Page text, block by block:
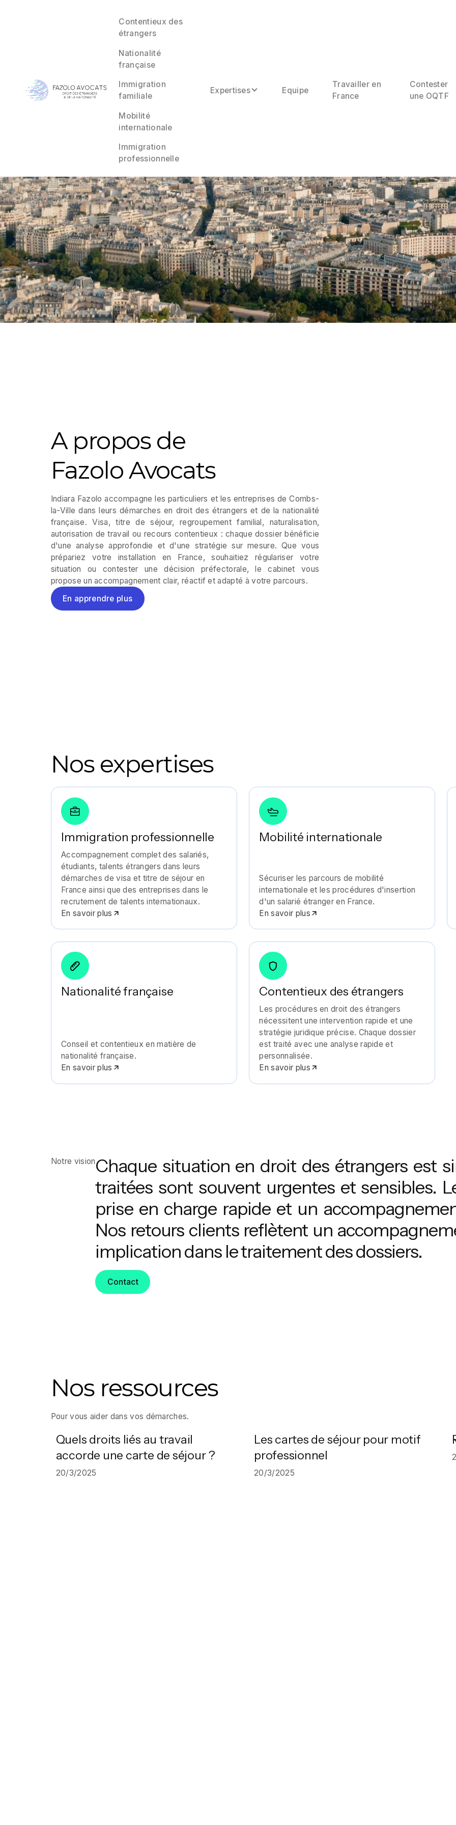
Contentieux des
étrangers
Nationalité
française
Immigration
familiale
Mobilité
internationale
Immigration
professionnelle
Expertises Equipe
Travailler en
France
Contester
une OQTF
Prendre rendez-vous
Prendre rendez-vous
A propos de
Fazolo Avocats
Indiara Fazolo accompagne les particuliers et les entreprises de Combs-
la-Ville dans leurs démarches en droit des étrangers et de la nationalité
française. Visa, titre de séjour, regroupement familial, naturalisation,
autorisation de travail ou recours contentieux : chaque dossier bénéficie
d'une analyse approfondie et d'une stratégie sur mesure. Que vous
prépariez votre installation en France, souhaitiez régulariser votre
situation ou contester une décision préfectorale, le cabinet vous
propose un accompagnement clair, réactif et adapté à votre parcours.
En apprendre plus
Nos expertises
Immigration professionnelle
Accompagnement complet des salariés,
étudiants, talents étrangers dans leurs
démarches de visa et titre de séjour en
France ainsi que des entreprises dans le
recrutement de talents internationaux.
En savoir plus
Mobilité internationale
Sécuriser les parcours de mobilité
internationale et les procédures d'insertion
d'un salarié étranger en France.
En savoir plus
Nationalité française
Conseil et contentieux en matière de
nationalité française.
En savoir plus
Contentieux des étrangers
Les procédures en droit des étrangers
nécessitent une intervention rapide et une
stratégie juridique précise. Chaque dossier
est traité avec une analyse rapide et
personnalisée.
En savoir plus
Notre visionChaque situation en droit des étrangers est
traitées sont souvent urgentes et sensibles.
prise en charge rapide et un
Nos retours clients reflètent un
implication dans le traitement des dossiers.
Contact
Nos ressources
Pour vous aider dans vos démarches.
Quels droits liés au travail
accorde une carte de séjour ?
20/3/2025
Les cartes de séjour pour motif
professionnel
20/3/2025